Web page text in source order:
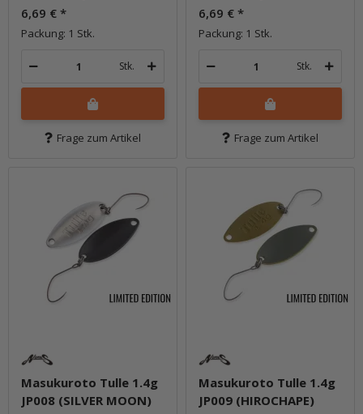
6,69 € *
Packung: 1 Stk.
Stk.
Frage zum Artikel
6,69 € *
Packung: 1 Stk.
Stk.
Frage zum Artikel
Masukuroto Tulle 1.4g
JP008 (SILVER MOON)
Masukuroto Tulle 1.4g
JP009 (HIROCHAPE)